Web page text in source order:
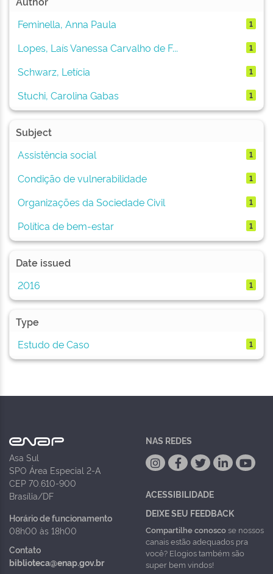
Feminella, Anna Paula
1
Lopes, Laís Vanessa Carvalho de F... 1
Schwarz, Letícia 1
Stuchi, Carolina Gabas 1
Subject
Assistência social
1
Condição de vulnerabilidade 1
Organizações da Sociedade Civil 1
Política de bem-estar 1
Date issued
2016
1
Type
Estudo de Caso
1
Asa Sul
SPO Área Especial 2-A
CEP 70.610-900
Brasília/DF
Horário de funcionamento
08h00 às 18h00
Contato
biblioteca@enap.gov.br
NAS REDES
ACESSIBILIDADE
DEIXE SEU FEEDBACK
Compartilhe conoscose nossos
canais estão adequados pra
você? Elogios também são
super bem vindos!